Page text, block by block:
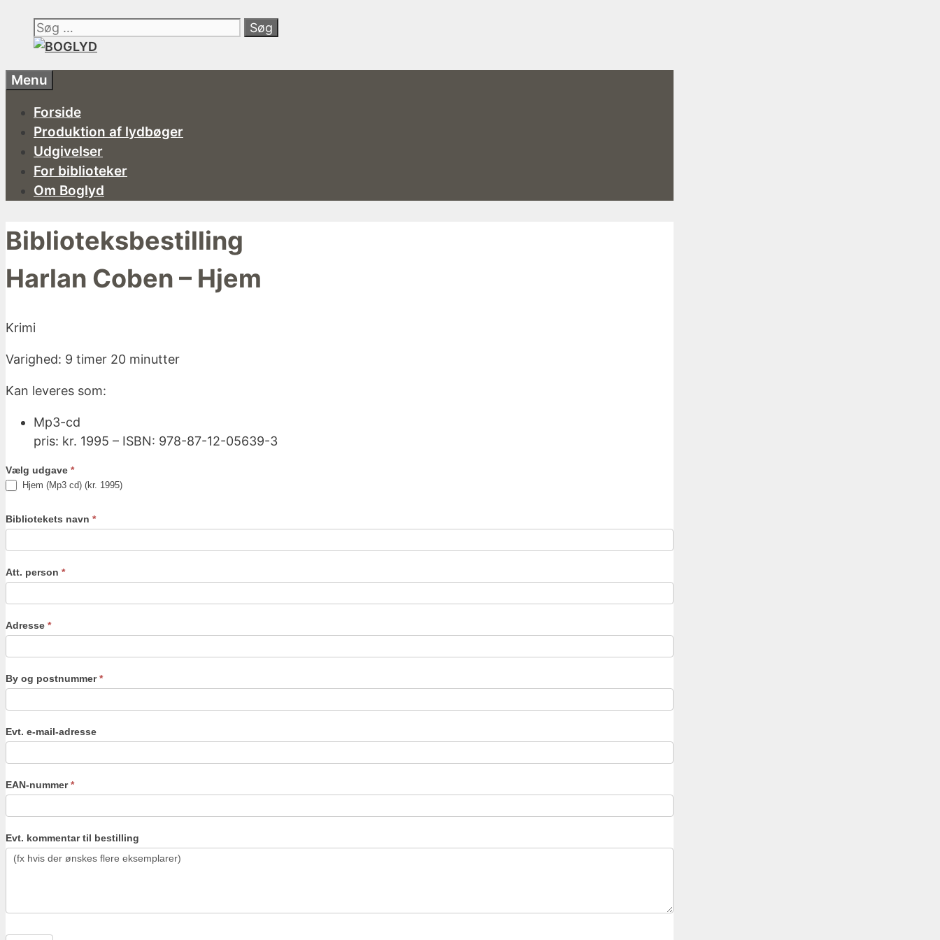
indhold
Søg
efter:
Menu
Forside
Produktion af lydbøger
Udgivelser
For biblioteker
Om Boglyd
Biblioteksbestilling
Harlan Coben – Hjem
Krimi
Varighed: 9 timer 20 minutter
Kan leveres som:
Mp3-cd
pris: kr. 1995 – ISBN: 978-87-12-05639-3
Vælg udgave *
Hjem (Mp3 cd) (kr. 1995)
Bibliotekets navn *
Att. person *
Adresse *
By og postnummer*
Evt. e-mail-adresse
EAN-nummer*
Evt. kommentar til bestilling